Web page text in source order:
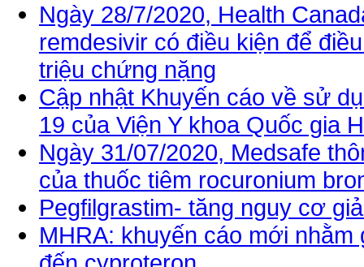
Ngày 28/7/2020, Health
remdesivir có điều kiện để
triệu chứng nặng
Cập nhật Khuyến cáo về sử
19 của Viện Y khoa Quốc gia
Ngày 31/07/2020, Medsafe
của thuốc tiêm rocuronium
Pegfilgrastim- tăng nguy cơ
MHRA: khuyến cáo mới